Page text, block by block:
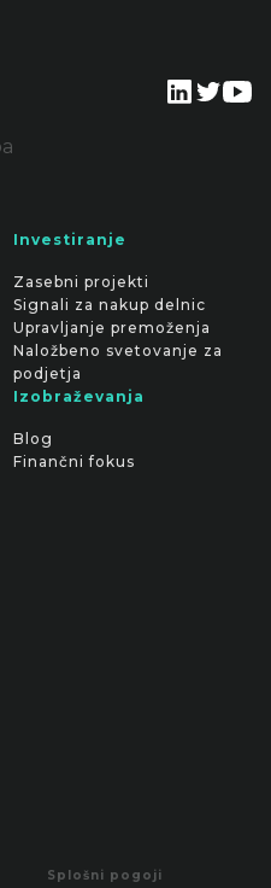
Investiranje
Zasebni projekti
Signali za nakup delnic
Upravljanje premoženja
Naložbeno svetovanje za
podjetja
Izobraževanja
Blog
Finančni fokus
Splošni pogoji